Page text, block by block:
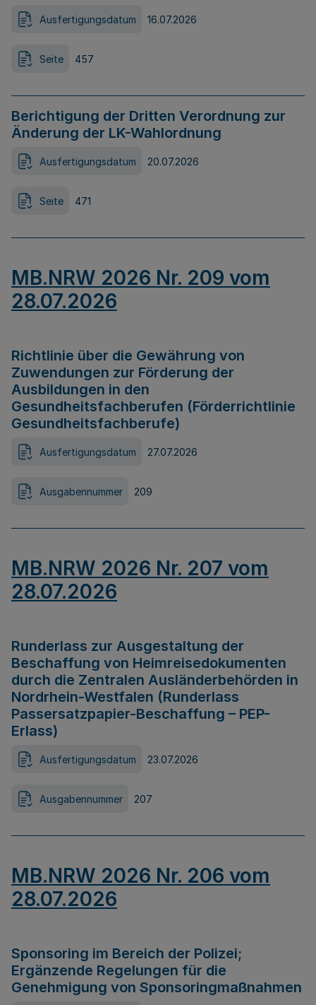
Ausfertigungsdatum 16.07.2026
Seite 457
Berichtigung der Dritten Verordnung zur
Änderung der LK-Wahlordnung
Ausfertigungsdatum 20.07.2026
Seite 471
MB.NRW 2026 Nr. 209 vom
28.07.2026
Richtlinie über die Gewährung von
Zuwendungen zur Förderung der
Ausbildungen in den
Gesundheitsfachberufen (Förderrichtlinie
Gesundheitsfachberufe)
Ausfertigungsdatum 27.07.2026
Ausgabennummer 209
MB.NRW 2026 Nr. 207 vom
28.07.2026
Runderlass zur Ausgestaltung der
Beschaffung von Heimreisedokumenten
durch die Zentralen Ausländerbehörden in
Nordrhein-Westfalen (Runderlass
Passersatzpapier-Beschaffung – PEP-
Erlass)
Ausfertigungsdatum 23.07.2026
Ausgabennummer 207
MB.NRW 2026 Nr. 206 vom
28.07.2026
Sponsoring im Bereich der Polizei;
Ergänzende Regelungen für die
Genehmigung von Sponsoringmaßnahmen